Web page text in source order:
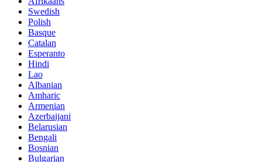
Swedish
Polish
Basque
Catalan
Esperanto
Hindi
Lao
Albanian
Amharic
Armenian
Azerbaijani
Belarusian
Bengali
Bosnian
Bulgarian